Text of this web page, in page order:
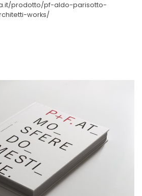
prodotto/pf-aldo-parisotto-
works/